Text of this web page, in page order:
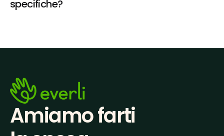
specifiche?
Amiamo farti